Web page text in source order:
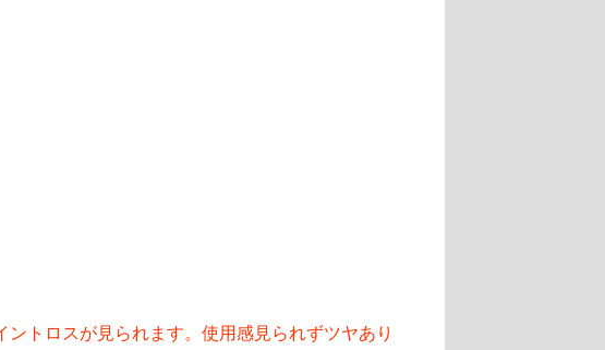
トロスが見られます。使用感見られずツヤあり